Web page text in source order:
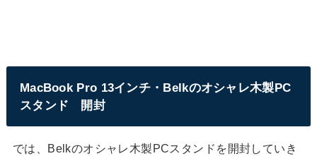
MacBook Pro 13インチ・Belkのオシャレ木製PC
スタンド 開封
では、Belkのオシャレ木製PCスタンドを開封していき